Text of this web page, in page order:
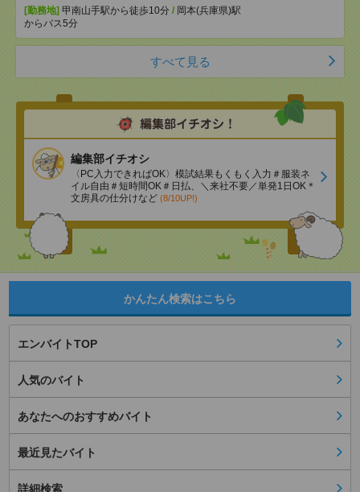
[勤務地] 甲南山手駅から徒歩10分 / 岡本(兵庫県)駅
からバス5分
すべて見る
編集部イチオシ
〈PC入力できればOK〉模試結果もくもく入力＃服装ネ
イル自由＃短時間OK＃日払、＼来社不要／単発1日OK＊
文房具の仕分けなど (8/10UP!)
かんたん検索はこちら
エンバイトTOP
人気のバイト
あなたへのおすすめバイト
最近見たバイト
詳細検索